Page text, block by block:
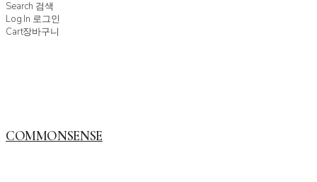
Search 검색
Log In 로그인
Cart장바구니
COMMONSENSE